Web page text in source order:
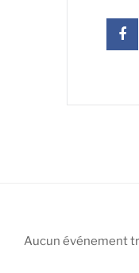
Aucun événement